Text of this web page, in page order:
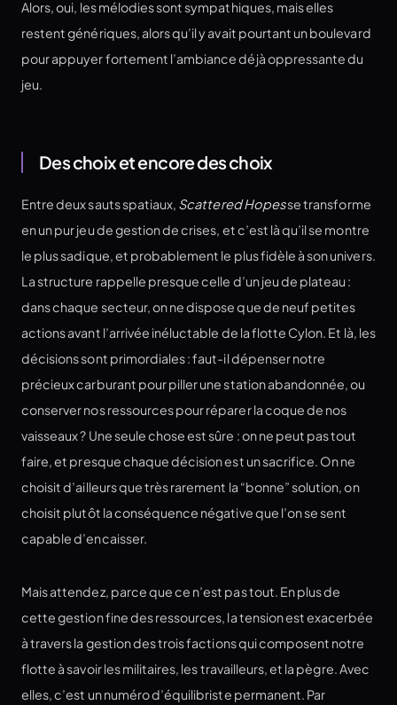
Alors, oui, les mélodies sont sympathiques, mais elles
restent génériques, alors qu’il y avait pourtant un boulevard
pour appuyer fortement l’ambiance déjà oppressante du
jeu.
Des choix et encore des choix
Entre deux sauts spatiaux, Scattered Hopesse transforme
en un pur jeu de gestion de crises, et c’est là qu’il se montre
le plus sadique, et probablement le plus fidèle à son univers.
La structure rappelle presque celle d’un jeu de plateau :
dans chaque secteur, on ne dispose que de neuf petites
actions avant l’arrivée inéluctable de la flotte Cylon. Et là, les
décisions sont primordiales : faut-il dépenser notre
précieux carburant pour piller une station abandonnée, ou
conserver nos ressources pour réparer la coque de nos
vaisseaux ? Une seule chose est sûre : on ne peut pas tout
faire, et presque chaque décision est un sacrifice. On ne
choisit d’ailleurs que très rarement la “bonne” solution, on
choisit plutôt la conséquence négative que l’on se sent
capable d’encaisser.
Mais attendez, parce que ce n’est pas tout. En plus de
cette gestion fine des ressources, la tension est exacerbée
à travers la gestion des trois factions qui composent notre
flotte à savoir les militaires, les travailleurs, et la pègre. Avec
elles, c’est un numéro d’équilibriste permanent. Par